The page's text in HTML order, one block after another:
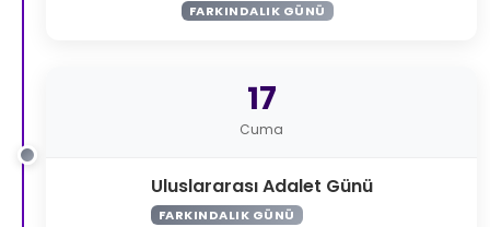
FARKINDALIK GÜNÜ
17
Cuma
Uluslararası Adalet Günü
FARKINDALIK GÜNÜ